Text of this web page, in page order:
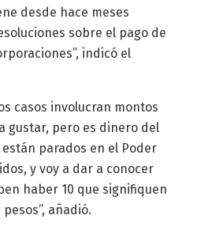
desde hace meses
sobre el pago de
indicó el
casos involucran montos
gustar, pero es dinero del
parados en el Poder
y voy a dar a conocer
haber 10 que signifiquen
añadió.